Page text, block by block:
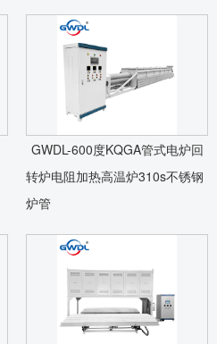
GWDL-600度KQGA管式电炉回
转炉电阻加热高温炉310s不锈钢
炉管